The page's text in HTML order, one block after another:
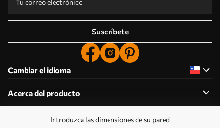
Introduzca las dimensiones de su pared
Suscríbete
Cambiar el idioma
Acerca del producto
Acerca de la empresa